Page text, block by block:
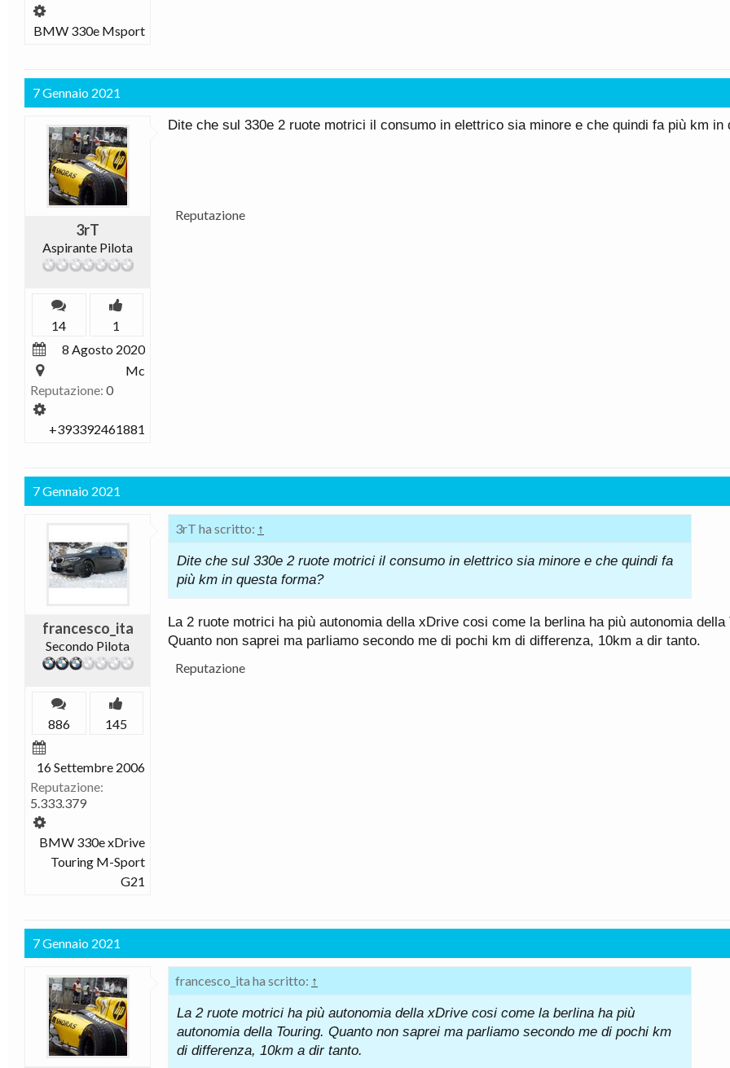
BMW 330e Msport
7 Gennaio 2021
3rT
Aspirante Pilota
14
1
8 Agosto 2020
Mc
Reputazione: 0
+393392461881
Dite che sul 330e 2 ruote motrici il consumo in elettrico sia minore e che quindi fa più km in
Reputazione
7 Gennaio 2021
francesco_ita
Secondo Pilota
886 145
16 Settembre 2006
Reputazione:
5.333.379
BMW 330e xDrive
Touring M-Sport
G21
3rT ha scritto: ↑
Dite che sul 330e 2 ruote motrici il consumo in elettrico sia minore e che quindi fa
più km in questa forma?
La 2 ruote motrici ha più autonomia della xDrive cosi come la berlina ha più autonomia della
Quanto non saprei ma parliamo secondo me di pochi km di differenza, 10km a dir tanto.
Reputazione
7 Gennaio 2021
francesco_ita ha scritto: ↑
La 2 ruote motrici ha più autonomia della xDrive cosi come la berlina ha più
autonomia della Touring. Quanto non saprei ma parliamo secondo me di pochi km
di differenza, 10km a dir tanto.